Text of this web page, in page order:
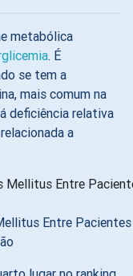
metabólica
. É
se tem a
mais comum na
deficiência relativa
a
Entre